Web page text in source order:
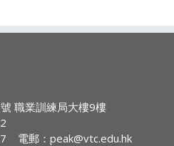
Hours:
3
職業訓練局大樓9樓
電郵： peak@vtc.edu.hk